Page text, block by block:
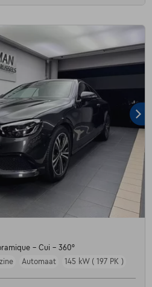
- Cui - 360°
Automaat 145 kW ( 197 PK )